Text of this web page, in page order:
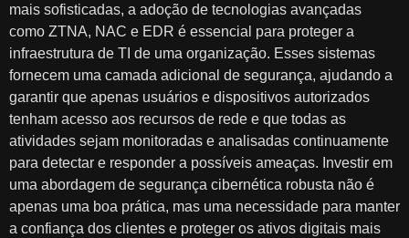
mais sofisticadas, a adoção de tecnologias avançadas
como ZTNA, NAC e EDR é essencial para proteger a
infraestrutura de TI de uma organização. Esses sistemas
fornecem uma camada adicional de segurança, ajudando a
garantir que apenas usuários e dispositivos autorizados
tenham acesso aos recursos de rede e que todas as
atividades sejam monitoradas e analisadas continuamente
para detectar e responder a possíveis ameaças. Investir em
uma abordagem de segurança cibernética robusta não é
apenas uma boa prática, mas uma necessidade para manter
a confiança dos clientes e proteger os ativos digitais mais